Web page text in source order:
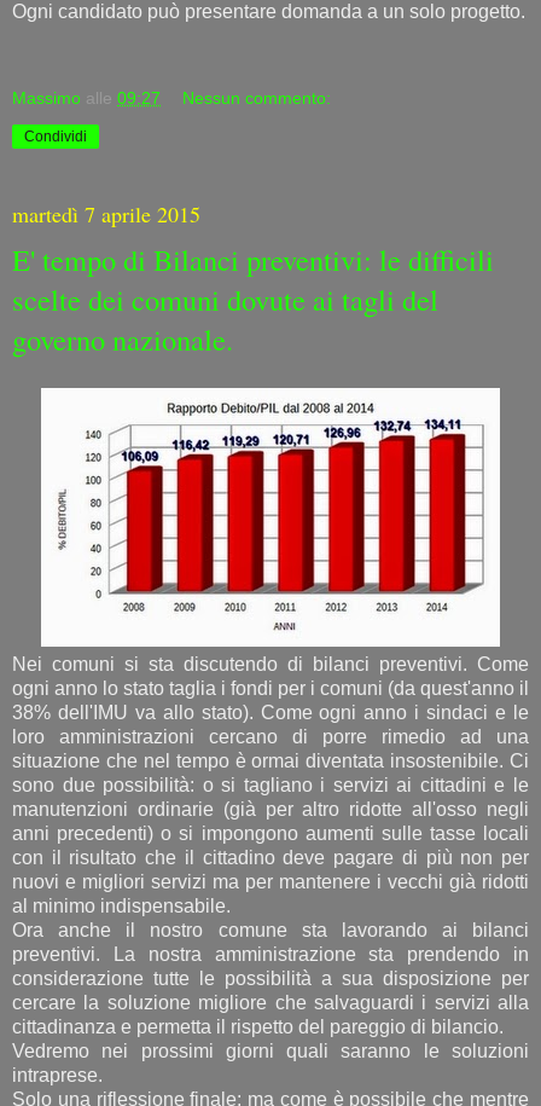
Ogni candidato può presentare domanda a un solo progetto.
Massimo alle 09:27 Nessun commento:
Condividi
martedì 7 aprile 2015
E' tempo di Bilanci preventivi: le difficili
scelte dei comuni dovute ai tagli del
governo nazionale.
Nei comuni si sta discutendo di bilanci preventivi. Come
ogni anno lo stato taglia i fondi per i comuni (da quest'anno il
38% dell'IMU va allo stato). Come ogni anno i sindaci e le
loro amministrazioni cercano di porre rimedio ad una
situazione che nel tempo è ormai diventata insostenibile. Ci
sono due possibilità: o si tagliano i servizi ai cittadini e le
manutenzioni ordinarie (già per altro ridotte all'osso negli
anni precedenti) o si impongono aumenti sulle tasse locali
con il risultato che il cittadino deve pagare di più non per
nuovi e migliori servizi ma per mantenere i vecchi già ridotti
al minimo indispensabile.
Ora anche il nostro comune sta lavorando ai bilanci
preventivi. La nostra amministrazione sta prendendo in
considerazione tutte le possibilità a sua disposizione per
cercare la soluzione migliore che salvaguardi i servizi alla
cittadinanza e permetta il rispetto del pareggio di bilancio.
Vedremo nei prossimi giorni quali saranno le soluzioni
intraprese.
Solo una riflessione finale: ma come è possibile che mentre